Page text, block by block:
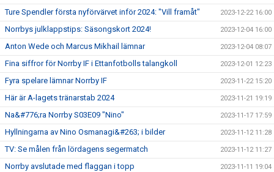
Ture Spendler första nyförvärvet inför 2024: "Vill framåt" 2023-12-22 16:00
Norrbys julklappstips: Säsongskort 2024! 2023-12-04 16:00
Anton Wede och Marcus Mikhail lämnar 2023-12-04 08:07
Fina siffror för Norrby IF i Ettanfotbolls talangkoll 2023-12-01 12:23
Fyra spelare lämnar Norrby IF 2023-11-22 15:20
Här är A-lagets tränarstab 2024 2023-11-21 19:19
Na&#776;ra Norrby S03E09 "Nino" 2023-11-17 17:59
Hyllningarna av Nino Osmanagi&#263; i bilder 2023-11-12 11:28
TV: Se målen från lördagens segermatch 2023-11-12 11:27
Norrby avslutade med flaggan i topp 2023-11-11 19:04